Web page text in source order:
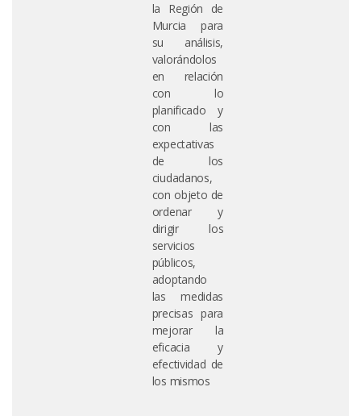
la Región de
Murcia para
su análisis,
valorándolos
en relación
con lo
planificado y
con las
expectativas
de los
ciudadanos,
con objeto de
ordenar y
dirigir los
servicios
públicos,
adoptando
las medidas
precisas para
mejorar la
eficacia y
efectividad de
los mismos